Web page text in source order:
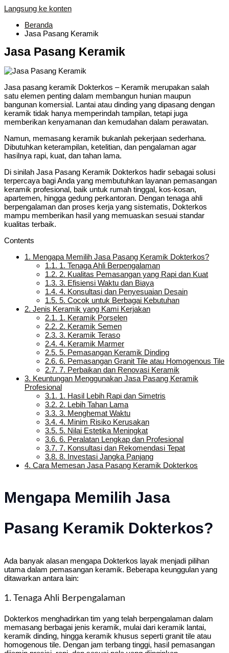
Langsung ke konten
Beranda
Jasa Pasang Keramik
Jasa Pasang Keramik
Jasa pasang keramik Dokterkos – Keramik merupakan salah
satu elemen penting dalam membangun hunian maupun
bangunan komersial. Lantai atau dinding yang dipasang dengan
keramik tidak hanya memperindah tampilan, tetapi juga
memberikan kenyamanan dan kemudahan dalam perawatan.
Namun, memasang keramik bukanlah pekerjaan sederhana.
Dibutuhkan keterampilan, ketelitian, dan pengalaman agar
hasilnya rapi, kuat, dan tahan lama.
Di sinilah Jasa Pasang Keramik Dokterkos hadir sebagai solusi
terpercaya bagi Anda yang membutuhkan layanan pemasangan
keramik profesional, baik untuk rumah tinggal, kos-kosan,
apartemen, hingga gedung perkantoran. Dengan tenaga ahli
berpengalaman dan proses kerja yang sistematis, Dokterkos
mampu memberikan hasil yang memuaskan sesuai standar
kualitas terbaik.
Contents
1. Mengapa Memilih Jasa Pasang Keramik Dokterkos?
1.1. 1. Tenaga Ahli Berpengalaman
1.2. 2. Kualitas Pemasangan yang Rapi dan Kuat
1.3. 3. Efisiensi Waktu dan Biaya
1.4. 4. Konsultasi dan Penyesuaian Desain
1.5. 5. Cocok untuk Berbagai Kebutuhan
2. Jenis Keramik yang Kami Kerjakan
2.1. 1. Keramik Porselen
2.2. 2. Keramik Semen
2.3. 3. Keramik Teraso
2.4. 4. Keramik Marmer
2.5. 5. Pemasangan Keramik Dinding
2.6. 6. Pemasangan Granit Tile atau Homogenous Tile
2.7. 7. Perbaikan dan Renovasi Keramik
3. Keuntungan Menggunakan Jasa Pasang Keramik
Profesional
3.1. 1. Hasil Lebih Rapi dan Simetris
3.2. 2. Lebih Tahan Lama
3.3. 3. Menghemat Waktu
3.4. 4. Minim Risiko Kerusakan
3.5. 5. Nilai Estetika Meningkat
3.6. 6. Peralatan Lengkap dan Profesional
3.7. 7. Konsultasi dan Rekomendasi Tepat
3.8. 8. Investasi Jangka Panjang
4. Cara Memesan Jasa Pasang Keramik Dokterkos
Mengapa Memilih Jasa
Pasang Keramik Dokterkos?
Ada banyak alasan mengapa Dokterkos layak menjadi pilihan
utama dalam pemasangan keramik. Beberapa keunggulan yang
ditawarkan antara lain:
1. Tenaga Ahli Berpengalaman
Dokterkos menghadirkan tim yang telah berpengalaman dalam
memasang berbagai jenis keramik, mulai dari keramik lantai,
keramik dinding, hingga keramik khusus seperti granit tile atau
homogenous tile. Dengan jam terbang tinggi, hasil pemasangan